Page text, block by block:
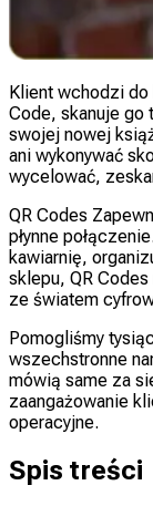
Klient wchodzi
Code, skanuje go
swojej nowej
ani wykonywać
wycelować,
QR Codes
płynne
kawiarnię,
sklepu, QR
ze światem
Pomogliśmy
wszechstronne
mówią same za
zaangażowanie
operacyjne.
Spis treści